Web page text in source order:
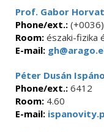
Prof. Gabor
Phone/ext.:
Room: északi-fizika
E-mail:
Péter Dusán
Phone/ext.: 6412
Room: 4.60
E-mail: